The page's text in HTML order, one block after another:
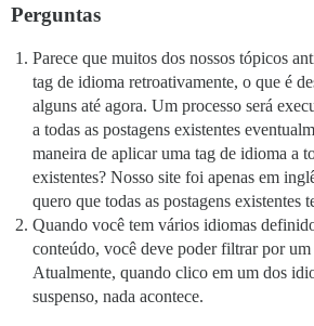
Perguntas
Parece que muitos dos nossos tópicos
tag de idioma retroativamente, o que é
alguns até agora. Um processo será
a todas as postagens existentes
maneira de aplicar uma tag de idioma a
existentes? Nosso site foi apenas em
quero que todas as postagens existentes
Quando você tem vários idiomas
conteúdo, você deve poder filtrar por
Atualmente, quando clico em um dos
suspenso, nada acontece.